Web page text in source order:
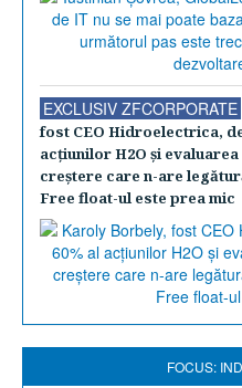
EXCLUSIV ZFCORPORATE
fost CEO Hidroelectrica,
acţiunilor H2O şi evaluarea
creştere care n-are
Free float-ul este prea mic
FOCUS: